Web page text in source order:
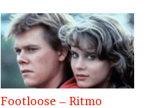
Footloose – Ritmo